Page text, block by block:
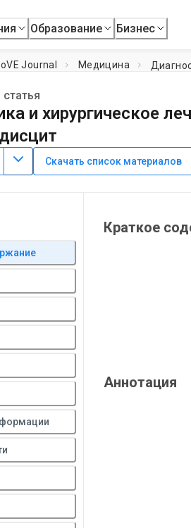
Образование Бизнес
Journal Медицина
и хирургическое
23 мая 2021 г.
Xiaoyu Cai*1,2,3,Tao Xu1,Chuanhui Xun1
Medical Center
Скачать список материалов
Краткое
Аннотация